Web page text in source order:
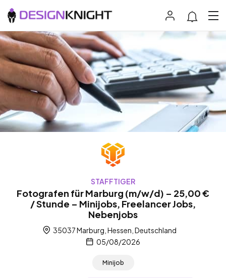
STAFFTIGER
Fotografen für Marburg (m/w/d) – 25,00 €
/ Stunde – Minijobs, Freelancer Jobs,
Nebenjobs
35037 Marburg, Hessen, Deutschland
05/08/2026
Minijob